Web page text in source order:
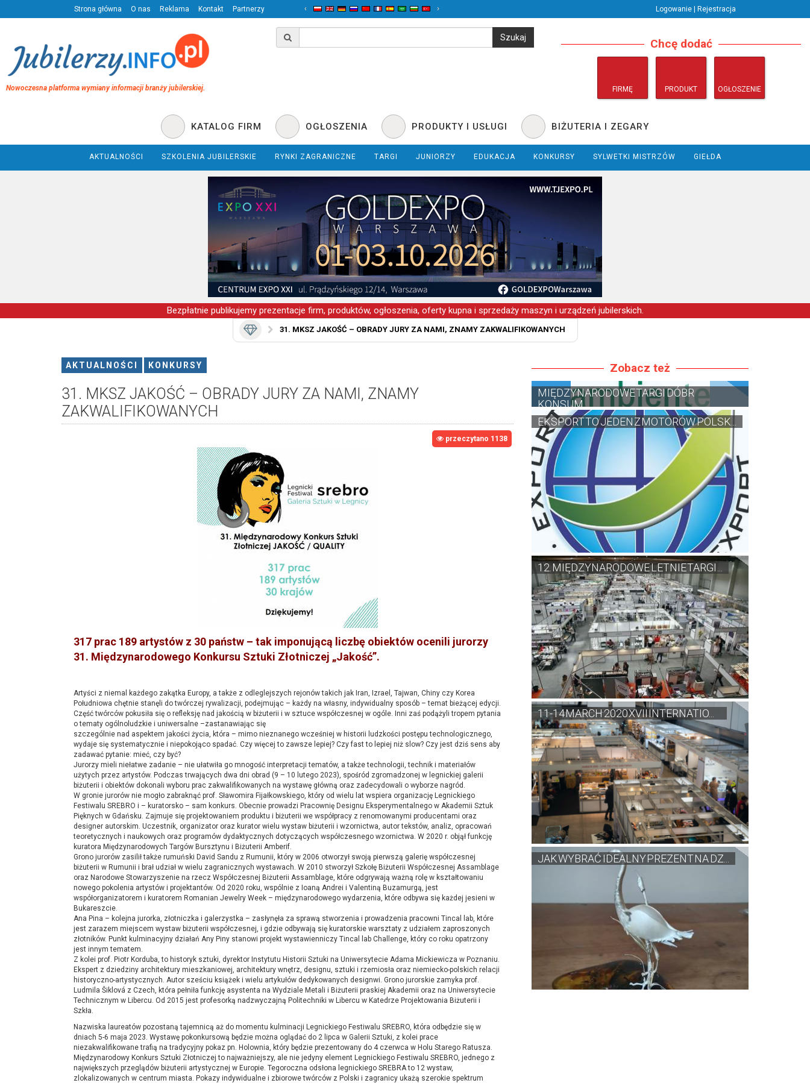
Strona główna O nas Reklama Kontakt Partnerzy ‹ › Logowanie | Rejestracja
Nowoczesna platforma wymiany informacji branży jubilerskiej.
Chcę dodać
FIRMĘ PRODUKT OGŁOSZENIE
KATALOG FIRM OGŁOSZENIA PRODUKTY I USŁUGI BIŻUTERIA I ZEGARY
AKTUALNOŚCI SZKOLENIA JUBILERSKIE RYNKI ZAGRANICZNE TARGI JUNIORZY EDUKACJA KONKURSY SYLWETKI MISTRZÓW GIEŁDA
Bezpłatnie publikujemy prezentacje firm, produktów, ogłoszenia, oferty kupna i sprzedaży maszyn i urządzeń jubilerskich.
31. MKSZ JAKOŚĆ – OBRADY JURY ZA NAMI, ZNAMY ZAKWALIFIKOWANYCH
AKTUALNOŚCI KONKURSY
31. MKSZ JAKOŚĆ – OBRADY JURY ZA NAMI, ZNAMY
ZAKWALIFIKOWANYCH
przeczytano 1138
317 prac 189 artystów z 30 państw – tak imponującą liczbę obiektów ocenili jurorzy
31. Międzynarodowego Konkursu Sztuki Złotniczej „Jakość”.
Artyści z niemal każdego zakątka Europy, a także z odleglejszych rejonów takich jak Iran, Izrael, Tajwan, Chiny czy Korea
Południowa chętnie stanęli do twórczej rywalizacji, podejmując – każdy na własny, indywidualny sposób – temat bieżącej edycji.
Część twórców pokusiła się o refleksję nad jakością w biżuterii i w sztuce współczesnej w ogóle. Inni zaś podążyli tropem pytania
o tematy ogólnoludzkie i uniwersalne –zastanawiając się
szczególnie nad aspektem jakości życia, która – mimo nieznanego wcześniej w historii ludzkości postępu technologicznego,
wydaje się systematycznie i niepokojąco spadać. Czy więcej to zawsze lepiej? Czy fast to lepiej niż slow? Czy jest dziś sens aby
zadawać pytanie: mieć, czy być?
Jurorzy mieli niełatwe zadanie – nie ułatwiła go mnogość interpretacji tematów, a także technologii, technik i materiałów
użytych przez artystów. Podczas trwających dwa dni obrad (9 – 10 lutego 2023), spośród zgromadzonej w legnickiej galerii
biżuterii i obiektów dokonali wyboru prac zakwalifikowanych na wystawę główną oraz zadecydowali o wyborze nagród.
W gronie jurorów nie mogło zabraknąć prof. Sławomira Fijałkowskiego, który od wielu lat wspiera organizację Legnickiego
Festiwalu SREBRO i – kuratorsko – sam konkurs. Obecnie prowadzi Pracownię Designu Eksperymentalnego w Akademii Sztuk
Pięknych w Gdańsku. Zajmuje się projektowaniem produktu i biżuterii we współpracy z renomowanymi producentami oraz
designer autorskim. Uczestnik, organizator oraz kurator wielu wystaw biżuterii i wzornictwa, autor tekstów, analiz, opracowań
teoretycznych i naukowych oraz programów dydaktycznych dotyczących współczesnego wzornictwa. W 2020 r. objął funkcję
kuratora Międzynarodowych Targów Bursztynu i Biżuterii Amberif.
Grono jurorów zasilił także rumuński David Sandu z Rumunii, który w 2006 otworzył swoją pierwszą galerię współczesnej
biżuterii w Rumunii i brał udział w wielu zagranicznych wystawach. W 2010 stworzył Szkołę Biżuterii Współczesnej Assamblage
oraz Narodowe Stowarzyszenie na rzecz Współczesnej Biżuterii Assamblage, które odgrywają ważną rolę w kształtowaniu
nowego pokolenia artystów i projektantów. Od 2020 roku, wspólnie z Ioaną Andrei i Valentiną Buzamurgą, jest
współorganizatorem i kuratorem Romanian Jewelry Week – międzynarodowego wydarzenia, które odbywa się każdej jesieni w
Bukareszcie.
Ana Pina – kolejna jurorka, złotniczka i galerzystka – zasłynęła za sprawą stworzenia i prowadzenia pracowni Tincal lab, które
jest zarazem miejscem wystaw biżuterii współczesnej, i gdzie odbywają się kuratorskie warsztaty z udziałem zaproszonych
złotników. Punkt kulminacyjny działań Any Piny stanowi projekt wystawienniczy Tincal lab Challenge, który co roku opatrzony
jest innym tematem.
Z kolei prof. Piotr Korduba, to historyk sztuki, dyrektor Instytutu Historii Sztuki na Uniwersytecie Adama Mickiewicza w Poznaniu.
Ekspert z dziedziny architektury mieszkaniowej, architektury wnętrz, designu, sztuki i rzemiosła oraz niemiecko-polskich relacji
historyczno-artystycznych. Autor sześciu książek i wielu artykułów dedykowanych designwi. Grono jurorskie zamyka prof.
Ludmila Šiklová z Czech, która pełniła funkcję asystenta na Wydziale Metali i Biżuterii praskiej Akademii oraz na Uniwersytecie
Technicznym w Libercu. Od 2015 jest profesorką nadzwyczajną Politechniki w Libercu w Katedrze Projektowania Biżuterii i
Szkła.
Nazwiska laureatów pozostaną tajemnicą aż do momentu kulminacji Legnickiego Festiwalu SREBRO, która odbędzie się w
dniach 5-6 maja 2023. Wystawę pokonkursową będzie można oglądać do 2 lipca w Galerii Sztuki, z kolei prace
niezakwalifikowane trafią na tradycyjny pokaz pn. Holownia, który będzie prezentowany do 4 czerwca w Holu Starego Ratusza.
Międzynarodowy Konkurs Sztuki Złotniczej to najważniejszy, ale nie jedyny element Legnickiego Festiwalu SREBRO, jednego z
największych przeglądów biżuterii artystycznej w Europie. Tegoroczna odsłona legnickiego SREBRA to 12 wystaw,
zlokalizowanych w centrum miasta. Pokazy indywidualne i zbiorowe twórców z Polski i zagranicy ukażą szerokie spektrum
Zobacz też
MIĘDZYNARODOWE TARGI DÓBR
KONSUM...
EKSPORT TO JEDEN Z MOTORÓW POLSK...
12. MIĘDZYNARODOWE LETNIE TARGI ...
11-14 MARCH 2020 XVII INTERNATIO...
JAK WYBRAĆ IDEALNY PREZENT NA DZ...